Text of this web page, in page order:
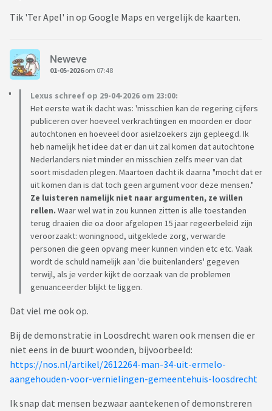
Tik 'Ter Apel' in op Google Maps en vergelijk de kaarten.
Neweve
01-05-2026om 07:48
Lexus schreef op 29-04-2026 om 23:00:
Het eerste wat ik dacht was: 'misschien kan de regering cijfers
publiceren over hoeveel verkrachtingen en moorden er door
autochtonen en hoeveel door asielzoekers zijn gepleegd. Ik
heb namelijk het idee dat er dan uit zal komen dat autochtone
Nederlanders niet minder en misschien zelfs meer van dat
soort misdaden plegen. Maartoen dacht ik daarna "mocht dat er
uit komen dan is dat toch geen argument voor deze mensen."
Ze luisteren namelijk niet naar argumenten, ze willen
rellen. Waar wel wat in zou kunnen zitten is alle toestanden
terug draaien die oa door afgelopen 15 jaar regeerbeleid zijn
veroorzaakt: woningnood, uitgeklede zorg, verwarde
personen die geen opvang meer kunnen vinden etc etc. Vaak
wordt de schuld namelijk aan 'die buitenlanders' gegeven
terwijl, als je verder kijkt de oorzaak van de problemen
genuanceerder blijkt te liggen.
Dat viel me ook op.
Bij de demonstratie in Loosdrecht waren ook mensen die er
niet eens in de buurt woonden, bijvoorbeeld:
https://nos.nl/artikel/2612264-man-34-uit-ermelo-
aangehouden-voor-vernielingen-gemeentehuis-loosdrecht
Ik snap dat mensen bezwaar aantekenen of demonstreren